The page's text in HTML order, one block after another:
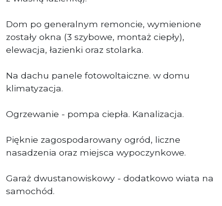
Dom po generalnym remoncie, wymienione
zostały okna (3 szybowe, montaż ciepły),
elewacja, łazienki oraz stolarka.
Na dachu panele fotowoltaiczne. w domu
klimatyzacja.
Ogrzewanie - pompa ciepła. Kanalizacja.
Pięknie zagospodarowany ogród, liczne
nasadzenia oraz miejsca wypoczynkowe.
Garaż dwustanowiskowy - dodatkowo wiata na
samochód.